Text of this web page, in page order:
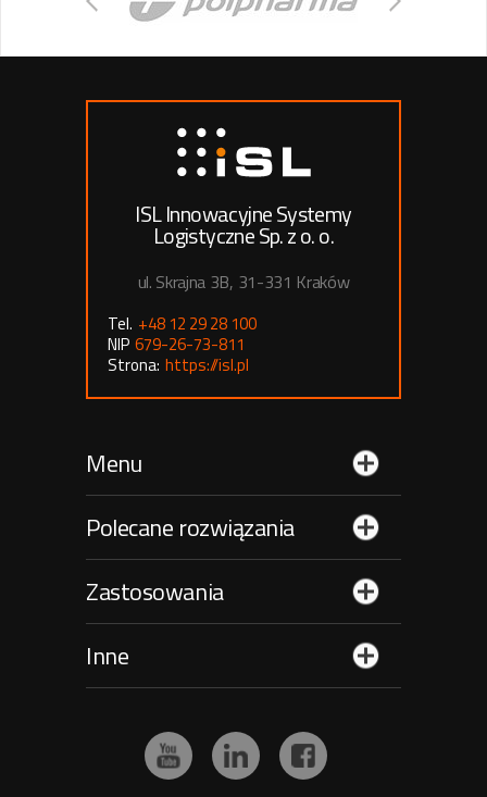
ISL Innowacyjne Systemy
Logistyczne Sp. z o. o.
ul. Skrajna 3B, 31-331 Kraków
Tel. +48 12 29 28 100
NIP 679-26-73-811
Strona: https://isl.pl
Menu
Polecane rozwiązania
Zastosowania
Inne